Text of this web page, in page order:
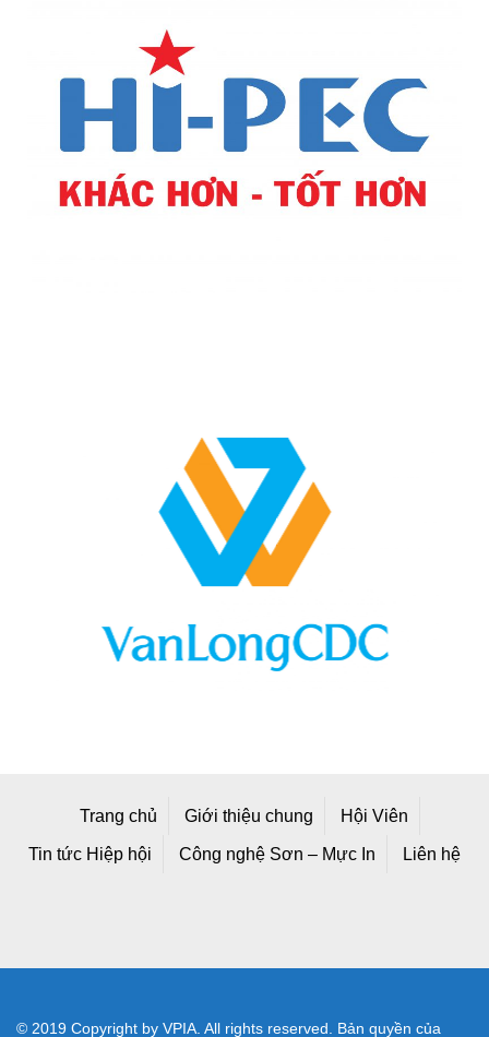
Trang chủ Giới thiệu chung Hội Viên
Tin tức Hiệp hội Công nghệ Sơn – Mực In Liên hệ
© 2019 Copyright by VPIA. All rights reserved. Bản quyền của